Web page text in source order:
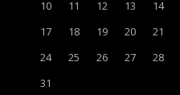
10
11 12 13 14
17
18 19 20 21
24
25 26 27 28
31